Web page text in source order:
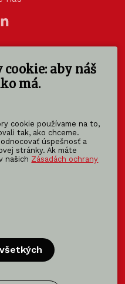
cookie: aby náš
má.
cookie používame na to,
tak, ako chceme.
úspešnosť a
stránky. Ak máte
našich Zásadách ochrany
s.r.o.
140
slovakia.sk
325
FAMILY